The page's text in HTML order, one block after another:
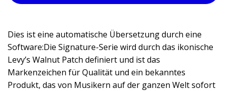
Dies ist eine automatische Übersetzung durch eine
Software:Die Signature-Serie wird durch das ikonische
Levy’s Walnut Patch definiert und ist das
Markenzeichen für Qualität und ein bekanntes
Produkt, das von Musikern auf der ganzen Welt sofort